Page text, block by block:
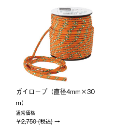
ガイロープ（直径4mm×30
m）
通常価格
￥2,750 (税込)